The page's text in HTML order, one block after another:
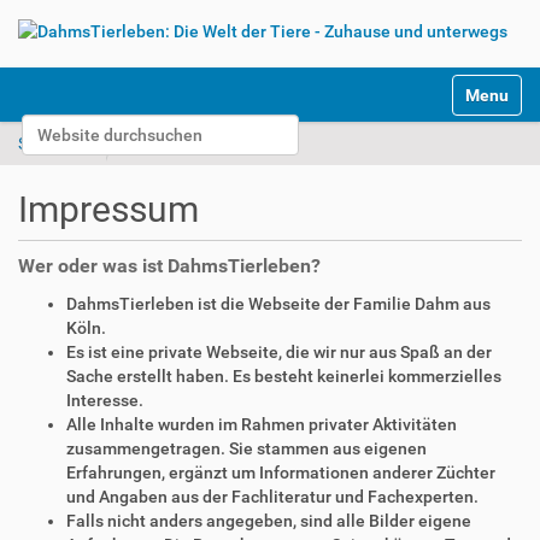
Website durchsuchen
Erweiterte Suche…
k
Toggle
Startseite Impressum
Impressum
Wer oder was ist DahmsTierleben?
DahmsTierleben ist die Webseite der Familie Dahm aus
Köln.
Es ist eine private Webseite, die wir nur aus Spaß an der
Sache erstellt haben. Es besteht keinerlei kommerzielles
Interesse.
Alle Inhalte wurden im Rahmen privater Aktivitäten
zusammengetragen. Sie stammen aus eigenen
Erfahrungen, ergänzt um Informationen anderer Züchter
und Angaben aus der Fachliteratur und Fachexperten.
Falls nicht anders angegeben, sind alle Bilder eigene